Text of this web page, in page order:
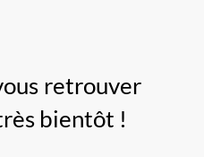
retrouver
bientôt !